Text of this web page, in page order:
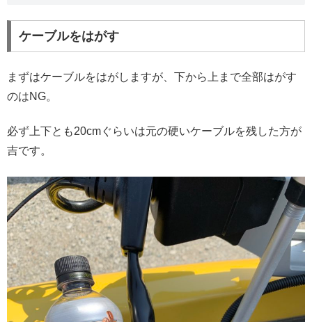
ケーブルをはがす
まずはケーブルをはがしますが、下から上まで全部はがす
のはNG。
必ず上下とも20cmぐらいは元の硬いケーブルを残した方が
吉です。